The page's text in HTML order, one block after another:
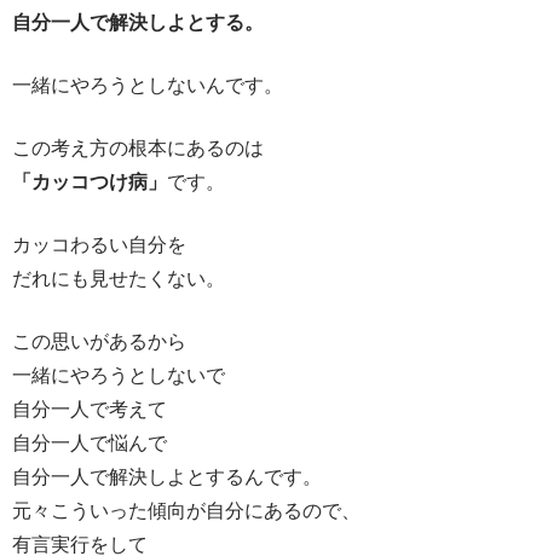
自分一人で解決しよとする。
一緒にやろうとしないんです。
この考え方の根本にあるのは
「カッコつけ病」 です。
カッコわるい自分を
だれにも見せたくない。
この思いがあるから
一緒にやろうとしないで
自分一人で考えて
自分一人で悩んで
自分一人で解決しよとするんです。
元々こういった傾向が自分にあるので、
有言実行をして